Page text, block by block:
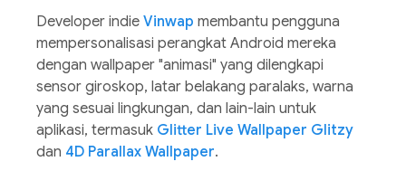
Developer indie Vinwap membantu pengguna
mempersonalisasi perangkat Android mereka
dengan wallpaper "animasi" yang dilengkapi
sensor giroskop, latar belakang paralaks, warna
yang sesuai lingkungan, dan lain-lain untuk
aplikasi, termasuk Glitter Live Wallpaper Glitzy
dan 4D Parallax Wallpaper.